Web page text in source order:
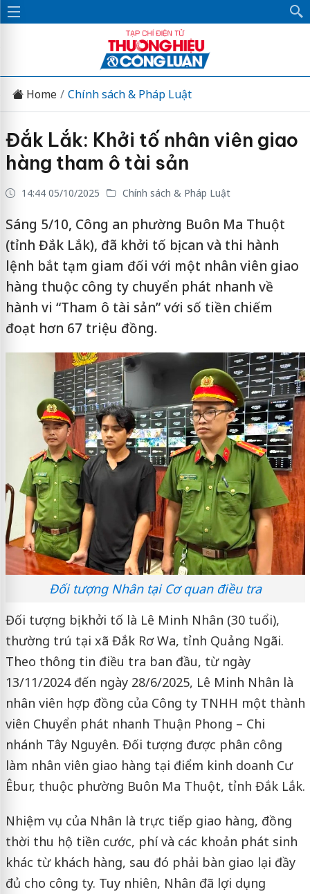
Home Chính sách & Pháp Luật
Đắk Lắk: Khởi tố nhân viên giao
hàng tham ô tài sản
14:44 05/10/2025 Chính sách & Pháp Luật
Sáng 5/10, Công an phường Buôn Ma Thuột
(tỉnh Đắk Lắk), đã khởi tố bị can và thi hành
lệnh bắt tạm giam đối với một nhân viên giao
hàng thuộc công ty chuyển phát nhanh về
hành vi “Tham ô tài sản” với số tiền chiếm
đoạt hơn 67 triệu đồng.
Đối tượng Nhân tại Cơ quan điều tra
Đối tượng bị khởi tố là Lê Minh Nhân (30 tuổi),
thường trú tại xã Đắk Rơ Wa, tỉnh Quảng Ngãi.
Theo thông tin điều tra ban đầu, từ ngày
13/11/2024 đến ngày 28/6/2025, Lê Minh Nhân là
nhân viên hợp đồng của Công ty TNHH một thành
viên Chuyển phát nhanh Thuận Phong – Chi
nhánh Tây Nguyên. Đối tượng được phân công
làm nhân viên giao hàng tại điểm kinh doanh Cư
Êbur, thuộc phường Buôn Ma Thuột, tỉnh Đắk Lắk.
Nhiệm vụ của Nhân là trực tiếp giao hàng, đồng
thời thu hộ tiền cước, phí và các khoản phát sinh
khác từ khách hàng, sau đó phải bàn giao lại đầy
đủ cho công ty. Tuy nhiên, Nhân đã lợi dụng